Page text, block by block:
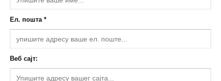
Ел. пошта *
Веб сајт: